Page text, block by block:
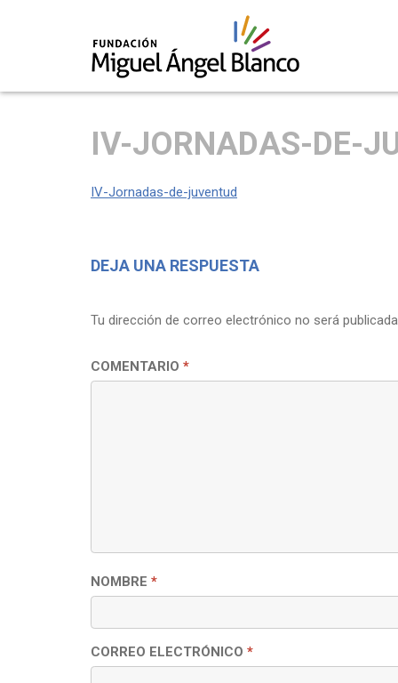
IV-JORNADAS-DE-
IV-Jornadas-de-juventud
DEJA UNA RESPUESTA
Tu dirección de correo electrónico no será publicada.
COMENTARIO *
NOMBRE *
CORREO ELECTRÓNICO *